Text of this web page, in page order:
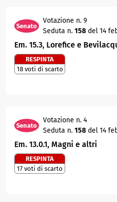
Senato
Votazione n. 9
Seduta n. 158 del 14
Em. 15.3, Lorefice e
RESPINTA
18 voti di scarto
Senato
Votazione n. 4
Seduta n. 158 del 14
Em. 13.0.1, Magni e altri
RESPINTA
17 voti di scarto